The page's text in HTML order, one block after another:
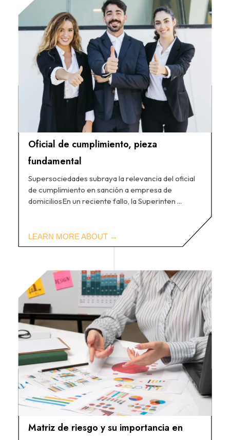
Oficial de cumplimiento, pieza
fundamental
Supersociedades subraya la relevancia del oficial
de cumplimiento en sanción a empresa de
domiciliosEn un reciente fallo, la Superinten ...
Matriz de riesgo y su importancia en